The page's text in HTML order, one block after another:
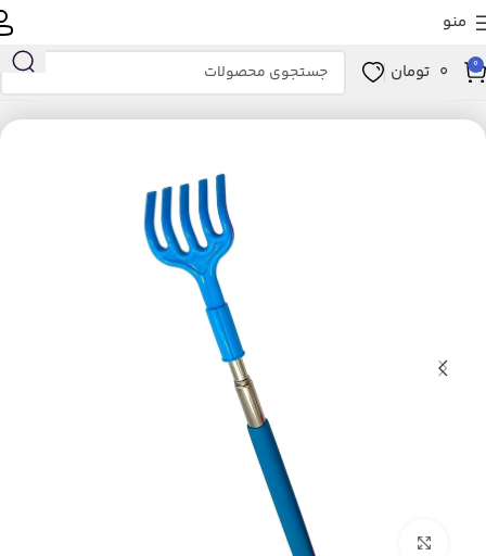
منو
0
0 تومان
خانه زیبایی و سلامت ابزار سلامت ماساژور
بزرگنمایی تصویر